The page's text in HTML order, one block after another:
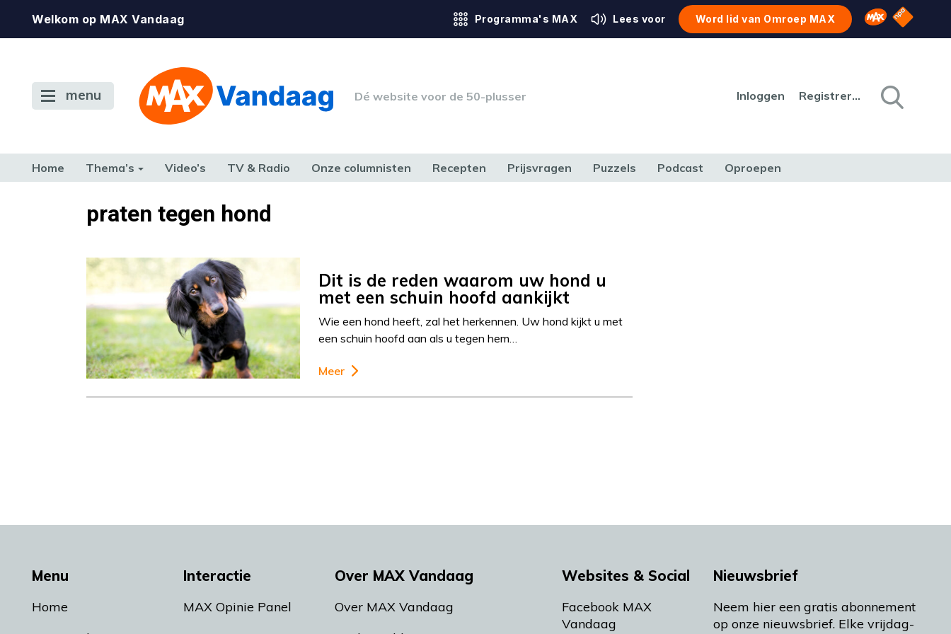
Welkom op MAX Vandaag Programma's MAX Lees voor Word lid van Omroep MAX Omroep MAX
NPO
menu Dé website voor de 50-plusser Inloggen Registreren
Home Thema’s Video’s TV & Radio Onze columnisten Recepten Prijsvragen Puzzels Podcast Oproepen
TERUG NAAR TOENpraten tegen hond
Dit is de reden waarom uw hond u
met een schuin hoofd aankijkt
Wie een hond heeft, zal het herkennen. Uw hond kijkt u met
een schuin hoofd aan als u tegen hem…
Meer
Menu
Home
Interactie
MAX Opinie Panel
Over MAX Vandaag
Over MAX Vandaag
Websites & Social
Facebook MAX
Vandaag
Nieuwsbrief
Neem hier een gratis abonnement
op onze nieuwsbrief. Elke vrijdag-